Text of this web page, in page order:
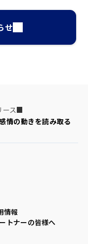
せ
ス
情の動きを読み取る
情報
トナーの皆様へ